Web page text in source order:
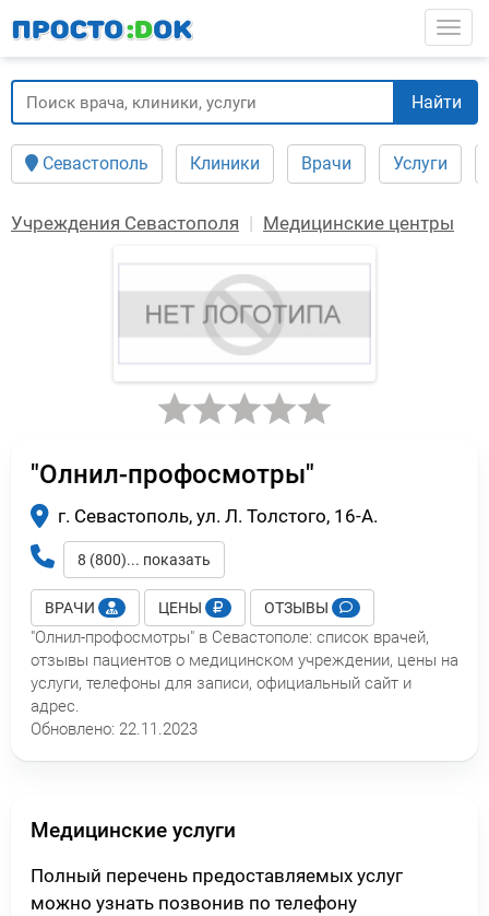
содержанию
Найти
Севастополь Клиники Врачи Услуги
Учреждения Севастополя Медицинские центры
"Олнил-профосмотры"
г. Севастополь, ул. Л. Толстого, 16-А.
8 (800)... показать
ВРАЧИ ЦЕНЫ ОТЗЫВЫ
"Олнил-профосмотры" в Севастополе: список врачей,
отзывы пациентов о медицинском учреждении, цены на
услуги, телефоны для записи, официальный сайт и
адрес.
Обновлено: 22.11.2023
Медицинские услуги
Полный перечень предоставляемых услуг
можно узнать позвонив по телефону